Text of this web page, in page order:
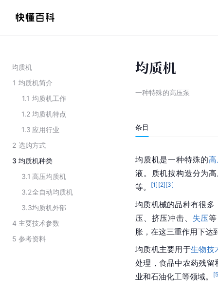
均质机
1 均质机简介
1.1 均质机工作
1.2 均质机特点
1.3 应用行业
2 选购方式
3 均质机种类
3.1 高压均质机
3.2全自动均质机
3.3均质机外部
4 主要技术参数
5 参考资料
均质机
一种特殊的高压泵
条目
均质机是一种特殊的
液。质机按构造分为
等。
[1] [2][3]
均质机械的品种有很
压、挤压冲击、 失压
胀，在这三重作用下达
均质机主要用于生物技
处理，食品中农药残留
业和石油化工等领域。
[